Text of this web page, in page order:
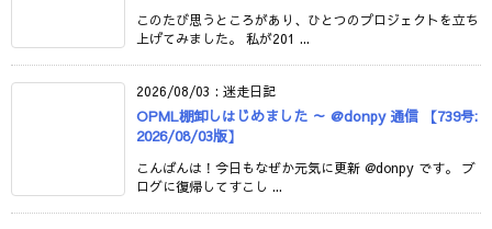
このたび思うところがあり、ひとつのプロジェクトを立ち
上げてみました。 私が201 ...
2026/08/03 : 迷走日記
OPML棚卸しはじめました ～ @donpy 通信 【739号:
2026/08/03版】
こんばんは！今日もなぜか元気に更新 @donpy です。 ブ
ログに復帰してすこし ...